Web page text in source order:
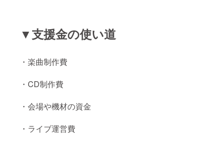
▼支援金の使い道
・楽曲制作費
・CD制作費
・会場や機材の資金
・ライブ運営費